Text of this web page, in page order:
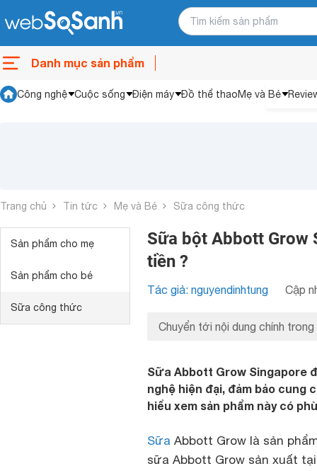
Danh mục sản phẩm
Công nghệ Cuộc sống Điện máy Đồ thể thaoMẹ và Bé
Trang chủ Tin tức Mẹ và Bé Sữa công thức
Sản phẩm cho mẹ
Sản phẩm cho bé
Sữa công thức
Sữa bột Abbott Grow
tiền ?
Tác giả: nguyendinhtung Cập
Chuyển tới nội dung chính trong
Sữa Abbott Grow Singapore
nghệ hiện đại, đảm bảo
hiểu xem sản phẩm này có
Sữa Abbott Grow là sản
sữa Abbott Grow sản xuất